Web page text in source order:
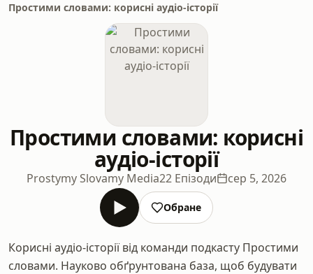
Простими словами: корисні аудіо-історії
Простими словами: корисні
аудіо-історії
Prostymy Slovamy Media22 Епізоди сер 5, 2026
Обране
Корисні аудіо-історії від команди подкасту Простими
словами. Науково обґрунтована база, щоб будувати